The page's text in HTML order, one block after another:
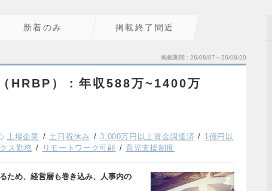
新着のみ 掲載終了間近
掲載期間 26/08/07～26/08/20
HRBP）：年収588万~1400万
上場企業 土日祝休み 3,000万円以上資金調達済
1億円以
ス勤務 リモートワーク可能 育児支援制度
ため、経営層も巻き込み、人事内の